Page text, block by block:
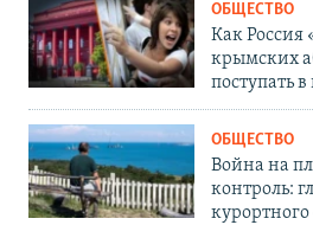
ОБЩЕСТВО
Как Россия
крымских
поступать
ОБЩЕСТВО
Война на
контроль: